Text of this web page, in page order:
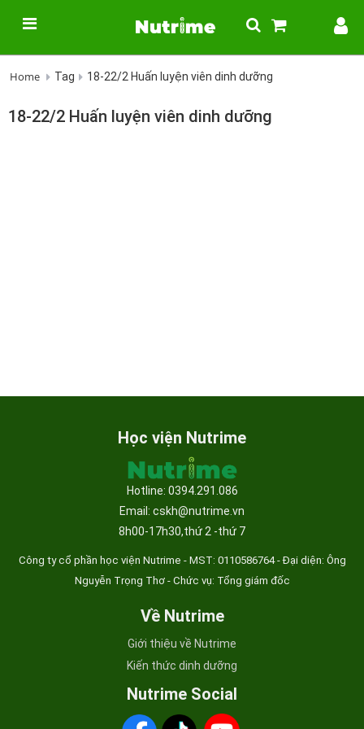
Home Tag 18-22/2 Huấn luyện viên dinh dưỡng
18-22/2 Huấn luyện viên dinh dưỡng
Học viện Nutrime
Hotline: 0394.291.086
Email: cskh@nutrime.vn
8h00-17h30,thứ 2 -thứ 7
Công ty cổ phần học viện Nutrime - MST: 0110586764 - Đại diện: Ông
Nguyễn Trọng Thơ - Chức vụ: Tổng giám đốc
Về Nutrime
Giới thiệu về Nutrime
Kiến thức dinh dưỡng
Nutrime Social